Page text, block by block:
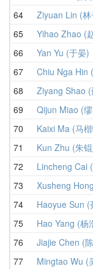
64
Ziyuan Lin (林
65
Yihao Zhao (
66
Yan Yu (于晏)
67
Chiu Nga Hin
68
Ziyang Shao
69
Qijun Miao (
70
Kaixi Ma (马
71
Kun Zhu (朱
72
Lincheng Cai
73
Xusheng
74
Haoyue Sun (
75
Hao Yang (杨
76
Jiajie Chen (
77
Mingtao Wu (